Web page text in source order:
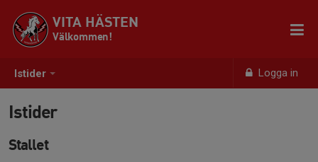
Istider Logga in
VITA HÄSTEN
Välkommen!
Istider
Stallet